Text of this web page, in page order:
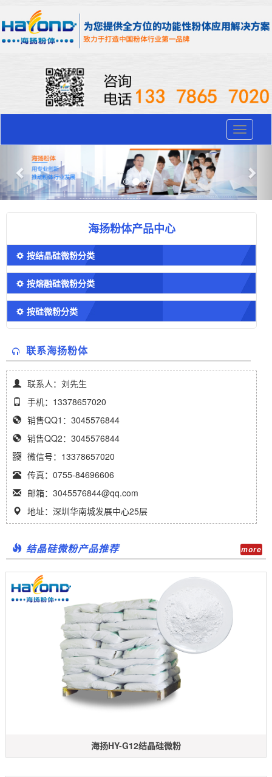
Toggle
Previous
海扬粉体产品中心
按结晶硅微粉分类
按熔融硅微粉分类
按硅微粉分类
联系海扬粉体
联系人：刘先生
手机：13378657020
销售QQ1：3045576844
销售QQ2：3045576844
微信号：13378657020
传真：0755-84696606
邮箱：3045576844@qq.com
地址：深圳华南城发展中心25层
结晶硅微粉产品推荐 more
海扬HY-G12结晶硅微粉